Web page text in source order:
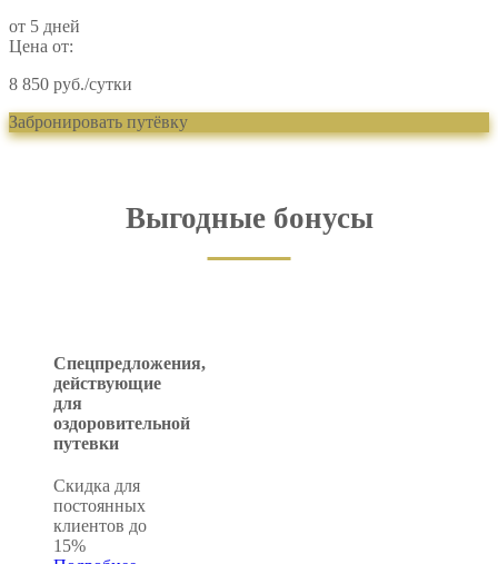
от 5 дней
Цена от:
8 850 руб./сутки
Забронировать путёвку
Выгодные бонусы
Спецпредложения,
действующие
для
оздоровительной
путевки
Скидка для
постоянных
клиентов до
15%